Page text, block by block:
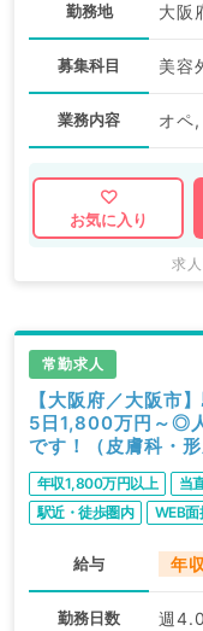
勤務地 大阪
募集科目 美容
業務内容 オペ
お気に入り
求
常勤求人
【大阪府／大阪市
5日1,800万円～◎
です！（皮膚科・形
年収1,800万円以上 当
駅近・徒歩圏内
WEB面
給与 年
勤務日数 週